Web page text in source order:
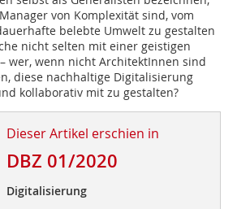
von Komplexität sind, vom
belebte Umwelt zu gestalten
nicht selten mit einer geistigen
wer, wenn nicht ArchitektInnen sind
diese nachhaltige Digitalisierung
kollaborativ mit zu gestalten?
Dieser Artikel erschien in
DBZ 01/2020
Digitalisierung